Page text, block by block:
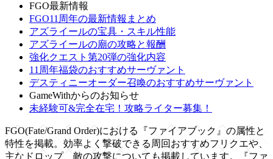
FGO最新情報
FGO11周年の最新情報まとめ
アズライールの宝具・スキル性能
アズライールの廟の攻略と報酬
強化クエスト第20弾の強化内容
11周年福袋のおすすめサーヴァント
デスティニーオーダー召喚のおすすめサーヴァント
GameWithからのお知らせ
未経験可&完全在宅！攻略ライター募集！
FGO(Fate/Grand Order)における『ファイアブック』の属性と
特性を掲載。効率よく撃破できる周回おすすめフリクエや、
主なドロップ、敵の攻撃についても掲載しています。『ファ